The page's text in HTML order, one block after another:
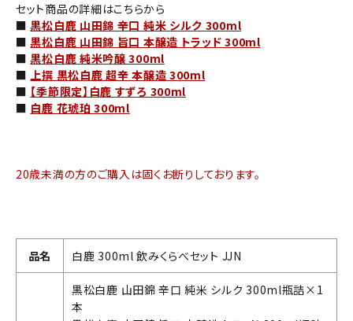
セット商品の詳細はこちらから
■黒松白鹿 山田錦 辛口 純米 シルク 300ml
■黒松白鹿 山田錦 旨口 本醸造 トラッド 300ml
■黒松白鹿 純米吟醸 300ml
■ 上撰 黒松白鹿 超辛 本醸造 300ml
■ 【季節限定】白鹿 すずろ 300ml
■ 白鹿 花琥珀 300ml
20歳未満の方のご購入は固くお断りしております。
品名 白鹿 300ml 飲みくらべセット JJN
黒松白鹿 山田錦 辛口 純米 シルク 300ml瓶詰×1
本